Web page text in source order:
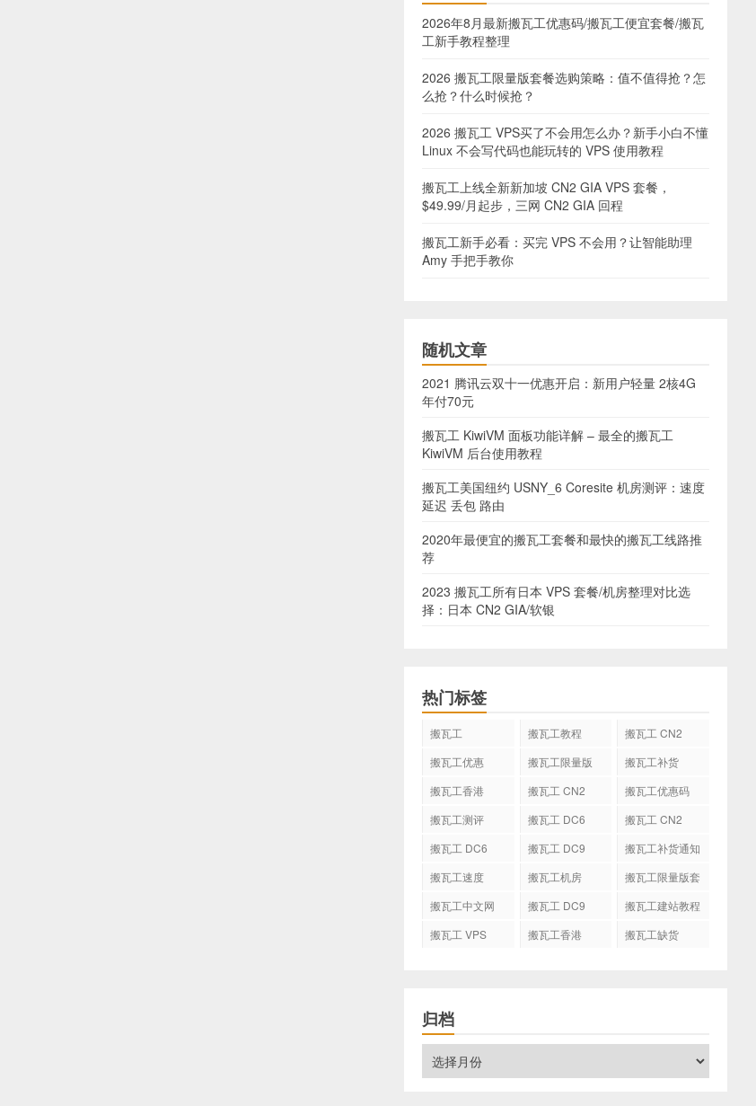
2026年8月最新搬瓦工优惠码/搬瓦工便宜套餐/搬瓦
工新手教程整理
2026 搬瓦工限量版套餐选购策略：值不值得抢？怎
么抢？什么时候抢？
2026 搬瓦工 VPS买了不会用怎么办？新手小白不懂
Linux 不会写代码也能玩转的 VPS 使用教程
搬瓦工上线全新新加坡 CN2 GIA VPS 套餐，
$49.99/月起步，三网 CN2 GIA 回程
搬瓦工新手必看：买完 VPS 不会用？让智能助理
Amy 手把手教你
随机文章
2021 腾讯云双十一优惠开启：新用户轻量 2核4G
年付70元
搬瓦工 KiwiVM 面板功能详解 – 最全的搬瓦工
KiwiVM 后台使用教程
搬瓦工美国纽约 USNY_6 Coresite 机房测评：速度
延迟 丢包 路由
2020年最便宜的搬瓦工套餐和最快的搬瓦工线路推
荐
2023 搬瓦工所有日本 VPS 套餐/机房整理对比选
择：日本 CN2 GIA/软银
热门标签
搬瓦工 搬瓦工教程
搬瓦工 CN2
搬瓦工优惠 搬瓦工限量版
搬瓦工补货
搬瓦工香港
搬瓦工 CN2
搬瓦工优惠码
搬瓦工测评
搬瓦工 DC6
搬瓦工 CN2
搬瓦工 DC6
搬瓦工 DC9
搬瓦工补货通知
搬瓦工速度
搬瓦工机房
搬瓦工限量版套
搬瓦工中文网 搬瓦工 DC9
搬瓦工建站教程
搬瓦工 VPS
搬瓦工香港
搬瓦工缺货
归档